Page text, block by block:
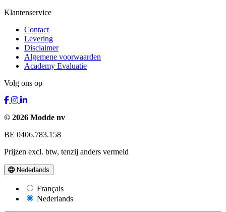
Klantenservice
Contact
Levering
Disclaimer
Algemene voorwaarden
Academy Evaluatie
Volg ons op
© 2026 Modde nv
BE 0406.783.158
Prijzen excl. btw, tenzij anders vermeld
Nederlands
Français
Nederlands